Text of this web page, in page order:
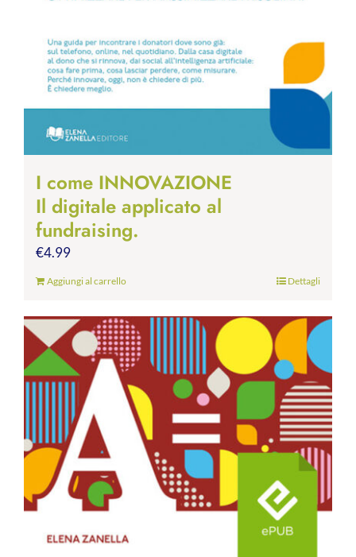
I come INNOVAZIONE
Il digitale applicato al
fundraising.
€4.99
Aggiungi al carrello Dettagli